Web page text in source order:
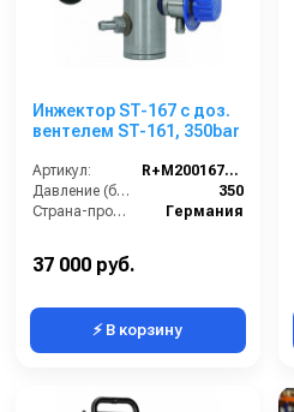
Инжектор ST-167 с доз.
вентелем ST-161, 350bar
Артикул:
R+M200167600
Давление (бар):
350
Страна-производитель:
Германия
37 000 руб.
⚡ В корзину